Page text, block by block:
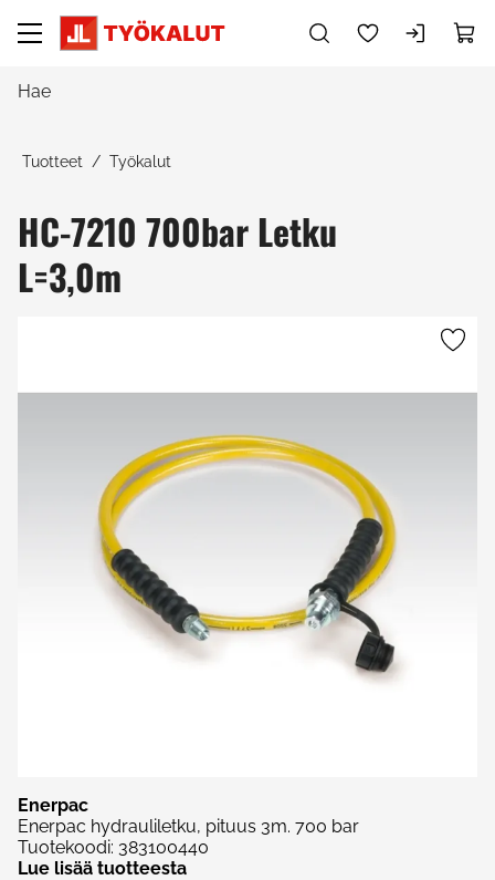
Tuotteet Työkalut
HC-7210 700bar Letku
L=3,0m
Enerpac
Enerpac hydrauliletku, pituus 3m. 700 bar
Tuotekoodi: 383100440
Lue lisää tuotteesta